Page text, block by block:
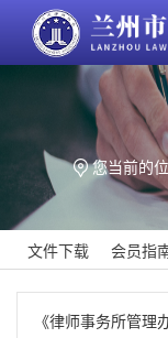
您当前的
文件下载 会员指
《律师事务所管理